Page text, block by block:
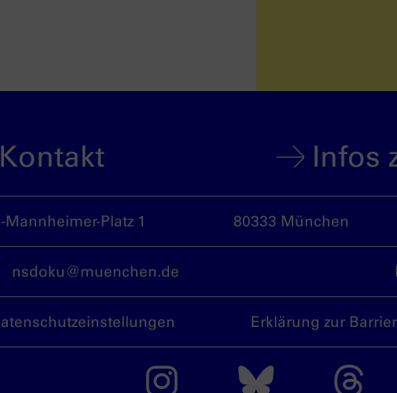
Kontakt Infos
Mannheimer-Platz 1 80333 München
nsdoku@muenchen.de
Erklärung zur
Das nsdoku
Das